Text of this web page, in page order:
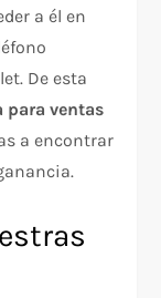
a él en
De esta
para ventas
a encontrar